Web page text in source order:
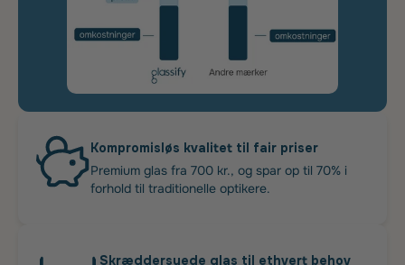
Kompromisløs kvalitet til fair priser
Premium glas fra 700 kr., og spar op til 70% i
forhold til traditionelle optikere.
Skræddersyede glas til ethvert behov